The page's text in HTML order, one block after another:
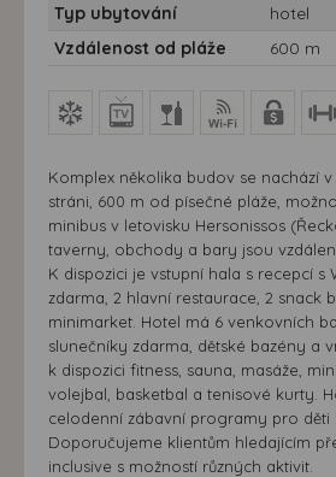
Resort**** - Kréta,
Hersonissos - Hotel
Royal Belvedere
Royal
Typ ubytování
hotel
Vzdálenost od pláže
600 m
Komplex několika budov se nachází
stráni, 600 m od písečné pláže,
minibus v letovisku Hersonissos
taverny, obchody a bary jsou
K dispozici je vstupní hala s recepcí s
zdarma, 2 hlavní restaurace, 2 snack
minimarket. Hotel má 6 venkovních
slunečníky zdarma, dětské bazény a
k dispozici fitness, sauna, masáže,
volejbal, basketbal a tenisové kurty.
celodenní zábavní programy pro děti
Doporučujeme klientům hledajícím
inclusive s možností různých aktivit.